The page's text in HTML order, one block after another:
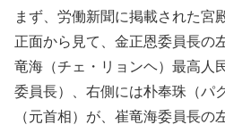
まず、労働新聞に掲載された宮
正面から見て、金正恩委員長の
竜海（チェ・リョンヘ）最高人
委員長）、右側には朴奉珠（パ
（元首相）が、崔竜海委員長の